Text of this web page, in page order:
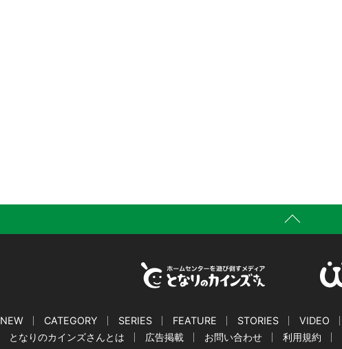
NEW CATEGORY SERIES FEATURE STORIES VIDEO
となりのカインズさんとは
広告掲載 お問い合わせ 利用規約